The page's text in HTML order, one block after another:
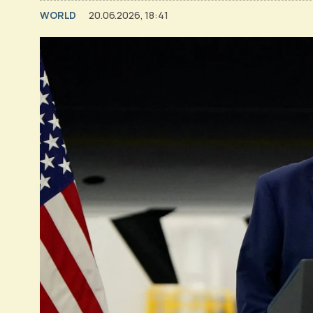
WORLD 20.06.2026, 18:41